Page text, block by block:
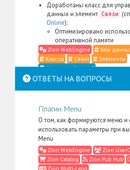
Доработаны класс для
данных и элемент Связи
Online):
Оптимизировано
оперативной памяти
Zion WebEngine
База
Классы
Связи
Элементы
Что такое Классы?
Zion WebEngine 26.07.21
контентом, элемент
меню администратора для
, а также
скрипты и CSS-определения
случаях, когда в
интерфейсе нужно
ОТВЕТЫ НА ВОПРОСЫ
Плагин Menu
О том, как формируются меню и
использовать параметры при
Menu
Zion WebEngine
Zion
Zion Catalog
Zion Pub Hub
Zion Multi-Lang